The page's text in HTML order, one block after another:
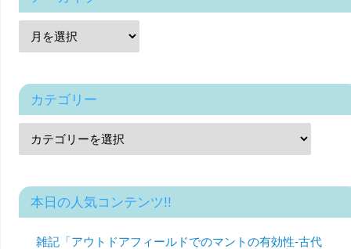
カテゴリー
本日の人気コンテンツ!!
雑記「アウトドアフィールドでのマントの有効性-古代